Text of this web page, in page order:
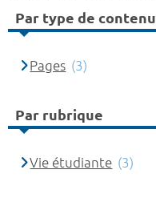
Par type de contenu
Pages (3)
Par rubrique
Vie étudiante (3)